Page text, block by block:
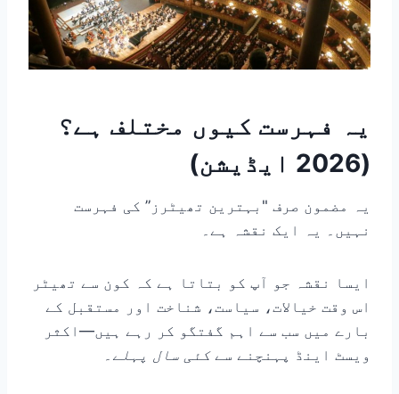
یہ فہرست کیوں مختلف ہے؟
(2026 ایڈیشن)
یہ مضمون صرف "بہترین تھیٹرز” کی فہرست
نہیں۔ یہ ایک نقشہ ہے۔
ایسا نقشہ جو آپ کو بتاتا ہے کہ کون سے تھیٹر
اس وقت خیالات، سیاست، شناخت اور مستقبل کے
بارے میں سب سے اہم گفتگو کر رہے ہیں—اکثر
ویسٹ اینڈ پہنچنے سےکئی سال پہلے ۔